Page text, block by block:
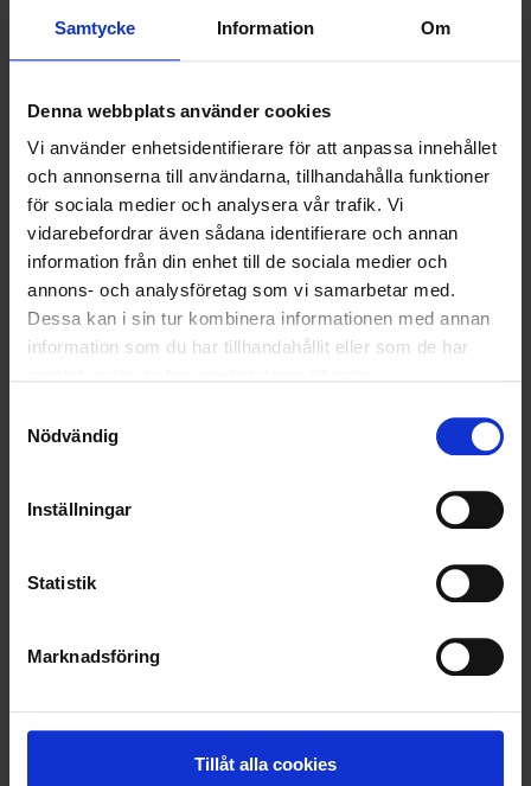
Samtycke Information Om
Denna webbplats använder cookies
Vi använder enhetsidentifierare för att anpassa innehållet
och annonserna till användarna, tillhandahålla funktioner
för sociala medier och analysera vår trafik. Vi
vidarebefordrar även sådana identifierare och annan
information från din enhet till de sociala medier och
annons- och analysföretag som vi samarbetar med.
Dessa kan i sin tur kombinera informationen med annan
information som du har tillhandahållit eller som de har
Nödvändig
Inställningar
Statistik
Marknadsföring
Tillåt alla cookies
Om Tele2
Företaget erbjuder ett brett utbud av tjänster med fokus på
mest hållbara företag, och hamnade på plats 37 globalt, när Time
Magazine och Statista publicerade en lista över världens mest
hållbara företag.
Tele2 grundades 1993 och är noterat på Nasdaq Stockholm. Under 2023
omsatte bolaget 29 miljarder kronor, med en underliggande EBITDAaL på
10 miljarder kronor. För de senaste nyheterna och finansiella definitioner,
vänligen sewww.tele2.com.
HÅLLBARHET
OHLSSONS REGION MITT
OHLSSONS REGION VÄST